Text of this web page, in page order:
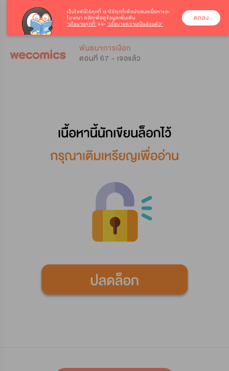
พันธนาการเงือก
ตอนที่ 67 - เจอแล้ว
เว็บไซต์นี้ใช้คุกกี้ เราใช้คุกกี้เพื่อนำเสนอเนื้อหาและ
โฆษณา คลิกเพื่อดูข้อมูลเพิ่มเติม
‘นโยบายคุกกี้’ และ ‘นโยบายความเป็นส่วนตัว’
ตกลง